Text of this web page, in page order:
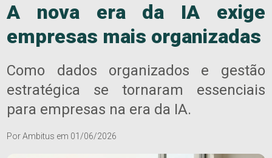
A nova era da IA exige
empresas mais organizadas
Como dados organizados e gestão
estratégica se tornaram essenciais
para empresas na era da IA.
PorAmbitus em 01/06/2026